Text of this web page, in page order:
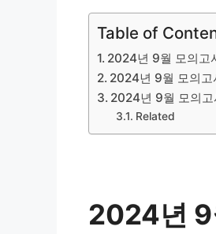
Table of
2024년 9월 모의고
2024년 9월 모의고
2024년 9월 모의고
Related
2024년 9